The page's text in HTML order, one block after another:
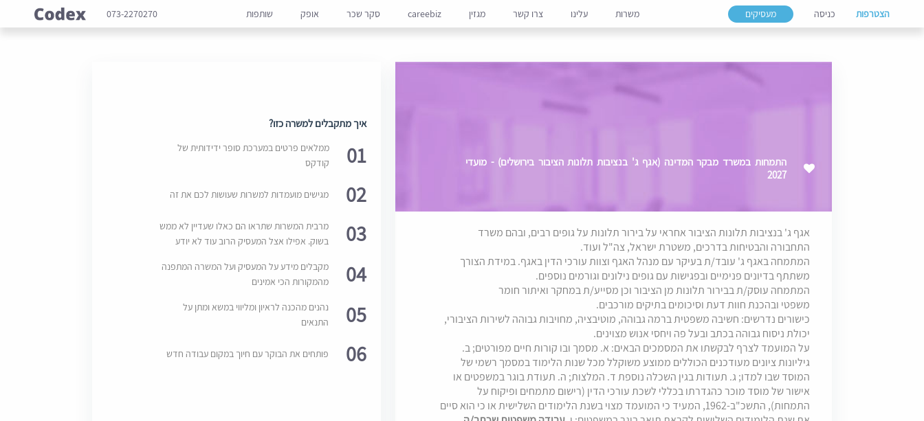
הצטרפות כניסה מעסיקים משרות עלינו צרו קשר מגזין careebiz סקר שכר אופק שותפות 073-2270270
התמחות במשרד מבקר המדינה (אגף ג' בנציבות תלונות הציבור בירושלים) - מועדי
2027
אגף ג' בנציבות תלונות הציבור אחראי על בירור תלונות על גופים רבים, ובהם משרד
התחבורה והבטיחות בדרכים, משטרת ישראל, צה"ל ועוד.
המתמחה באגף ג' עובד/ת בעיקר עם מנהל האגף וצוות עורכי הדין באגף. במידת הצורך
משתתף בדיונים פנימיים ובפגישות עם גופים נילונים וגורמים נוספים.
המתמחה עוסק/ת בבירור תלונות מן הציבור וכן מסייע/ת במחקר ואיתור חומר
משפטי ובהכנת חוות דעת וסיכומים בתיקים מורכבים.
כישורים נדרשים: חשיבה משפטית ברמה גבוהה, מוטיבציה, מחויבות גבוהה לשירות הציבורי,
יכולת ניסוח גבוהה בכתב ובעל פה ויחסי אנוש מצוינים.
על המועמד לצרף לבקשתו את המסמכים הבאים: א. מסמך ובו קורות חיים מפורטים; ב.
גיליונות ציונים מעודכנים הכוללים ממוצע משוקלל מכל שנות הלימוד במסמך רשמי של
המוסד שבו למדו; ג. תעודות בגין השכלה נוספת ד. המלצות; ה. תעודת בוגר במשפטים או
אישור של מוסד מוכר כהגדרתו בכללי לשכת עורכי הדין (רישום מתמחים ופיקוח על
התמחות), התשכ"ב-1962, המעיד כי המועמד מצוי בשנת הלימודים השלישית או כי הוא סיים
איך מתקבלים למשרה כזו?
01
ממלאים פרטים במערכת סופר ידידותית של
קודקס
02 מגישים מועמדות למשרות שעושות לכם את זה
03
מרבית המשרות שתראו הם כאלו שעדיין לא ממש
בשוק. אפילו אצל המעסיק הרוב עוד לא יודע
04
מקבלים מידע על המעסיק ועל המשרה המתפנה
מהמקורות הכי אמינים
05
נהנים מהכנה לראיון ומליווי במשא ומתן על
התנאים
06 פותחים את הבוקר עם חיוך במקום עבודה חדש